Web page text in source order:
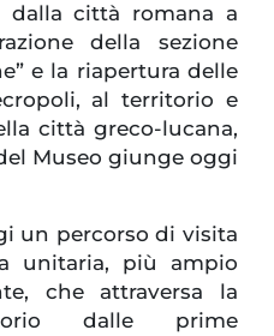
dalla città romana a
della sezione
e la riapertura delle
al territorio e
città greco-lucana,
Museo giunge oggi
un percorso di visita
unitaria, più ampio
che attraversa la
dalle prime